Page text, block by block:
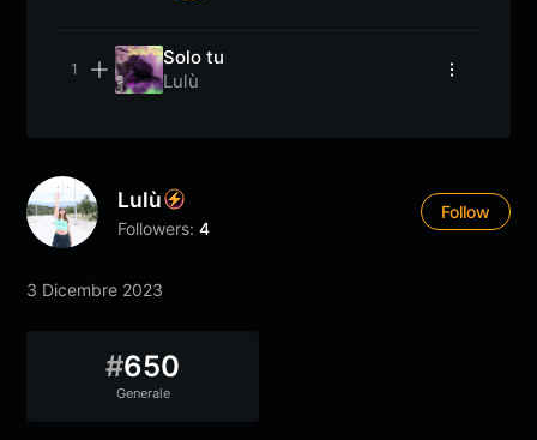
Solo tu
Lulù
Lulù
Followers: 4
Follow
3 Dicembre 2023
#650
Generale